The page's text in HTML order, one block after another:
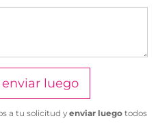
luego
a tu solicitud y enviar luego todos